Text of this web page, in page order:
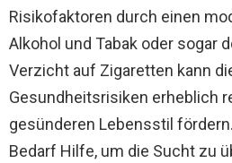
Risikofaktoren durch einen
Alkohol und Tabak oder sogar
Verzicht auf Zigaretten kann
Gesundheitsrisiken erheblich
gesünderen Lebensstil
Bedarf Hilfe, um die Sucht zu